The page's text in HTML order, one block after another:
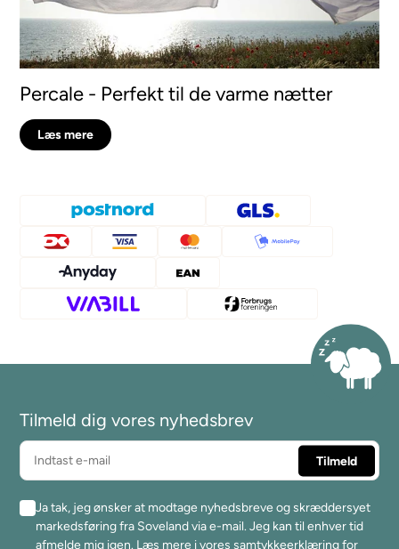
Percale - Perfekt til de varme nætter
Læs mere
Tilmeld dig vores nyhedsbrev
Ja tak, jeg ønsker at modtage nyhedsbreve og skræddersyet
markedsføring fra Soveland via e-mail. Jeg kan til enhver tid
afmelde mig igen. Læs mere i vores samtykkeerklæring for